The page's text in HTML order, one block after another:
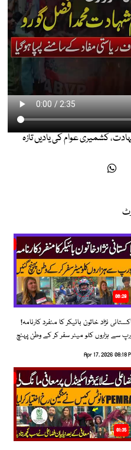
06:28
نژاد خاتون بائیکر کا منفرد کارنامہ!
سے ہزاروں کلو میٹر سفر کر کے وطن پہنچ
Apr 17, 2026 08:18
01:35